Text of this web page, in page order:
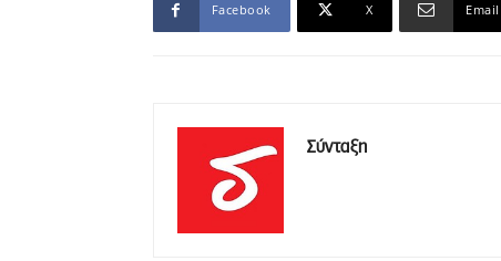
Facebook X Email
Σύνταξη